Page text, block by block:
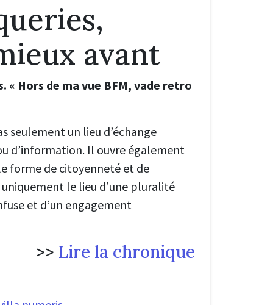
avant
« Hors de ma vue BFM, vade retro
seulement un lieu d’échange
d’information. Il ouvre également
forme de citoyenneté et de
le lieu d’une pluralité
et d’un engagement
>> Lire la chronique